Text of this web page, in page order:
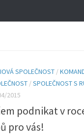
SPOLEČNOST /
/SPOLEČNOST S
2015
podnikat v
pro vás!